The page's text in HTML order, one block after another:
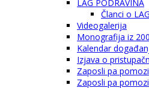
LAG PODRAVINA
Članci o
Videogalerija
Monografija iz
Kalendar
Izjava o
Zaposli pa pomozi
Zaposli pa